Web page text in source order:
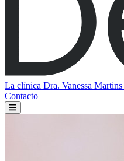
La clínica Dra. Vanessa Martins
Contacto